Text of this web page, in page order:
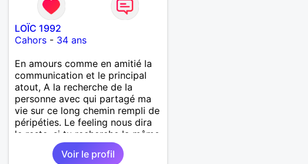
LOÏC 1992
Cahors - 34 ans
En amours comme en amitié la
communication et le principal
atout, A la recherche de la
personne avec qui partagé ma
vie sur ce long chemin rempli de
péripéties. Le feeling nous dira
le reste, si tu recherche la même
chose que moi vien me
contacter. Au plaisir de te lire
Voir le profil